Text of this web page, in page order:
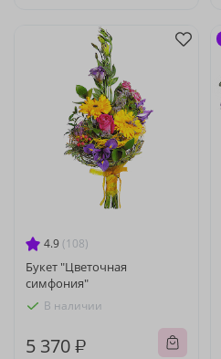
4.9 (108)
Букет "Цветочная
симфония"
В наличии
5 370 ₽